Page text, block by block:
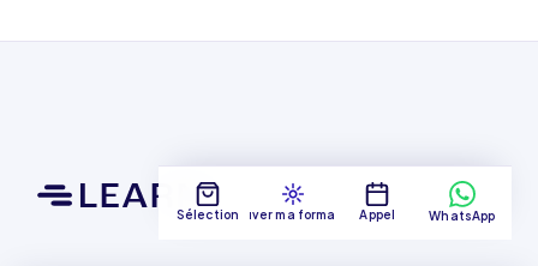
SélectionTrouver ma formationAppel WhatsApp